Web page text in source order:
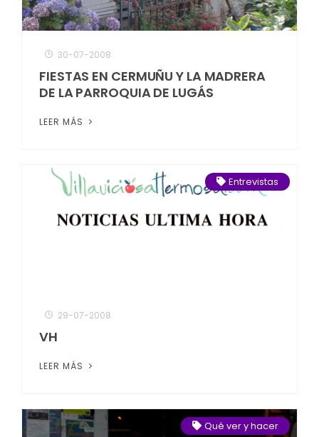
30-07-2008
FIESTAS EN CERMUÑU Y LA MADRERA
DE LA PARROQUIA DE LUGÁS
LEER MÁS
Entrevistas
29-07-2008
VH
LEER MÁS
Qué ver y hacer